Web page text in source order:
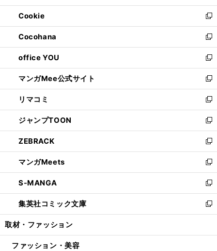
開
く
ウ
で
開
く
ン
ド
ウ
で
開
く
ウ
ィ
ン
ド
ウ
で
開
く
Cookie
新
し
い
ウ
ィ
ン
ド
ウ
で
開
く
Cocohana
新
し
い
ウ
ィ
ン
ド
ウ
で
開
く
office YOU
新
し
い
ウ
ィ
ン
ド
ウ
で
開
く
マンガMee公式サイト
新
し
い
ウ
ィ
ン
ド
ウ
で
開
く
リマコミ
新
し
い
ウ
ィ
ン
ド
ウ
で
開
く
ジャンプTOON
新
し
い
ウ
ィ
ン
ド
ウ
で
開
ZEBRACK
新
し
い
ウ
ィ
ン
ド
ウ
開
マンガMeets
新
し
い
ウ
ィ
ン
ウ
S-MANGA
新
し
い
ウ
ン
集英社コミック文庫
新
し
ウ
取材・ファッション
ファッション・美容